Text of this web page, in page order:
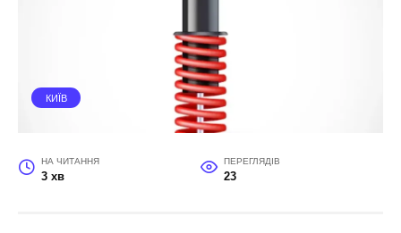
КИЇВ
НА ЧИТАННЯ
3 хв
ПЕРЕГЛЯДІВ
23